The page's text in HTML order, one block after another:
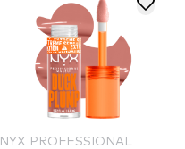
NYX PROFESSIONAL